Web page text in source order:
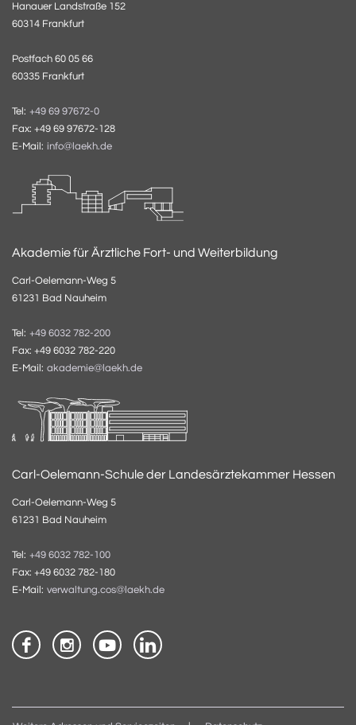
Hanauer Landstraße 152
60314 Frankfurt
Postfach 60 05 66
60335 Frankfurt
Tel: +49 69 97672-0
Fax: +49 69 97672-128
E-Mail: info@laekh.de
Akademie für Ärztliche Fort- und Weiterbildung
Carl-Oelemann-Weg 5
61231 Bad Nauheim
Tel: +49 6032 782-200
Fax: +49 6032 782-220
E-Mail: akademie@laekh.de
Carl-Oelemann-Schule der Landesärztekammer Hessen
Carl-Oelemann-Weg 5
61231 Bad Nauheim
Tel: +49 6032 782-100
Fax: +49 6032 782-180
E-Mail: verwaltung.cos@laekh.de